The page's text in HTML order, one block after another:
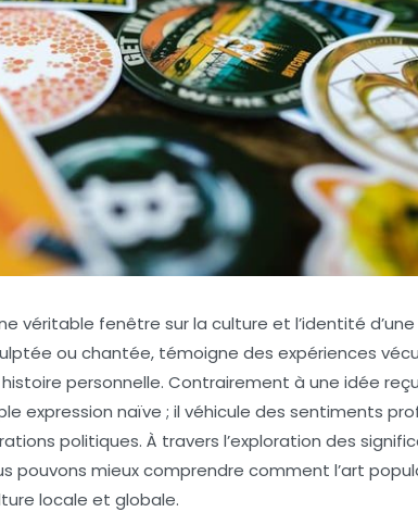
véritable fenêtre sur la culture et l’identité
ou chantée, témoigne des expériences
personnelle. Contrairement à une idée
expression naïve ; il véhicule des sentiments
politiques. À travers l’exploration des
pouvons mieux comprendre comment l’art
locale et globale.